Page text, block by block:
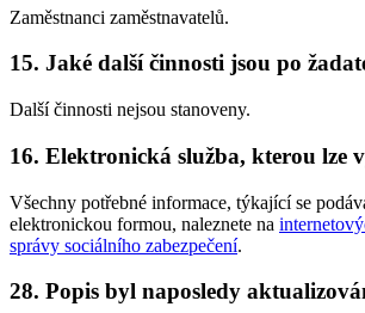
Zaměstnanci zaměstnavatelů.
15. Jaké další činnosti jsou po
Další činnosti nejsou stanoveny.
16. Elektronická služba, kterou lze
Všechny potřebné informace, týkající se
elektronickou formou, naleznete na
správy sociálního zabezpečení.
28. Popis byl naposledy